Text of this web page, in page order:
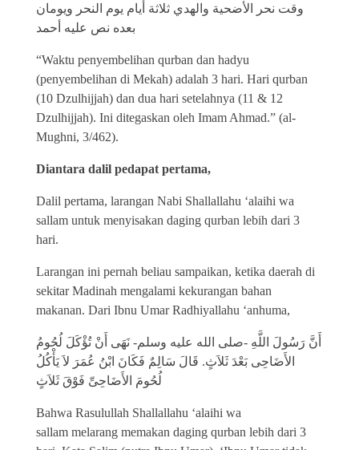
وقت نحر الأضحية والهدي ثلاثة أيام يوم النحر ويومان
بعده نص عليه أحمد
“Waktu penyembelihan qurban dan hadyu
(penyembelihan di Mekah) adalah 3 hari. Hari qurban
(10 Dzulhijjah) dan dua hari setelahnya (11 & 12
Dzulhijjah). Ini ditegaskan oleh Imam Ahmad.” (al-
Mughni, 3/462).
Diantara dalil pedapat pertama,
Dalil pertama, larangan Nabi Shallallahu ‘alaihi wa
sallam untuk menyisakan daging qurban lebih dari 3
hari.
Larangan ini pernah beliau sampaikan, ketika daerah di
sekitar Madinah mengalami kekurangan bahan
makanan. Dari Ibnu Umar Radhiyallahu ‘anhuma,
أَنَّ رَسُولَ اللَّهِ -صلى الله عليه وسلم- نَهَى أَنْ تُؤْكَلَ لُحُومُ
الأَضَاحِى بَعْدَ ثَلاَثٍ. قَالَ سَالِمٌ فَكَانَ ابْنُ عُمَرَ لاَ يَأْكُلُ
لُحُومَ الأَضَاحِىِّ فَوْقَ ثَلاَثٍ
Bahwa Rasulullah Shallallahu ‘alaihi wa
sallam melarang memakan daging qurban lebih dari 3